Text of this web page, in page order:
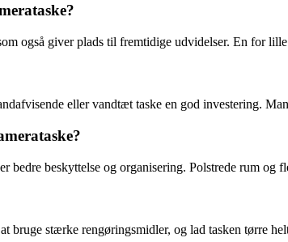
også giver plads til fremtidige udvidelser. En for
eller vandtæt taske en god investering.
bedre beskyttelse og organisering. Polstrede rum
bruge stærke rengøringsmidler, og lad tasken tørre